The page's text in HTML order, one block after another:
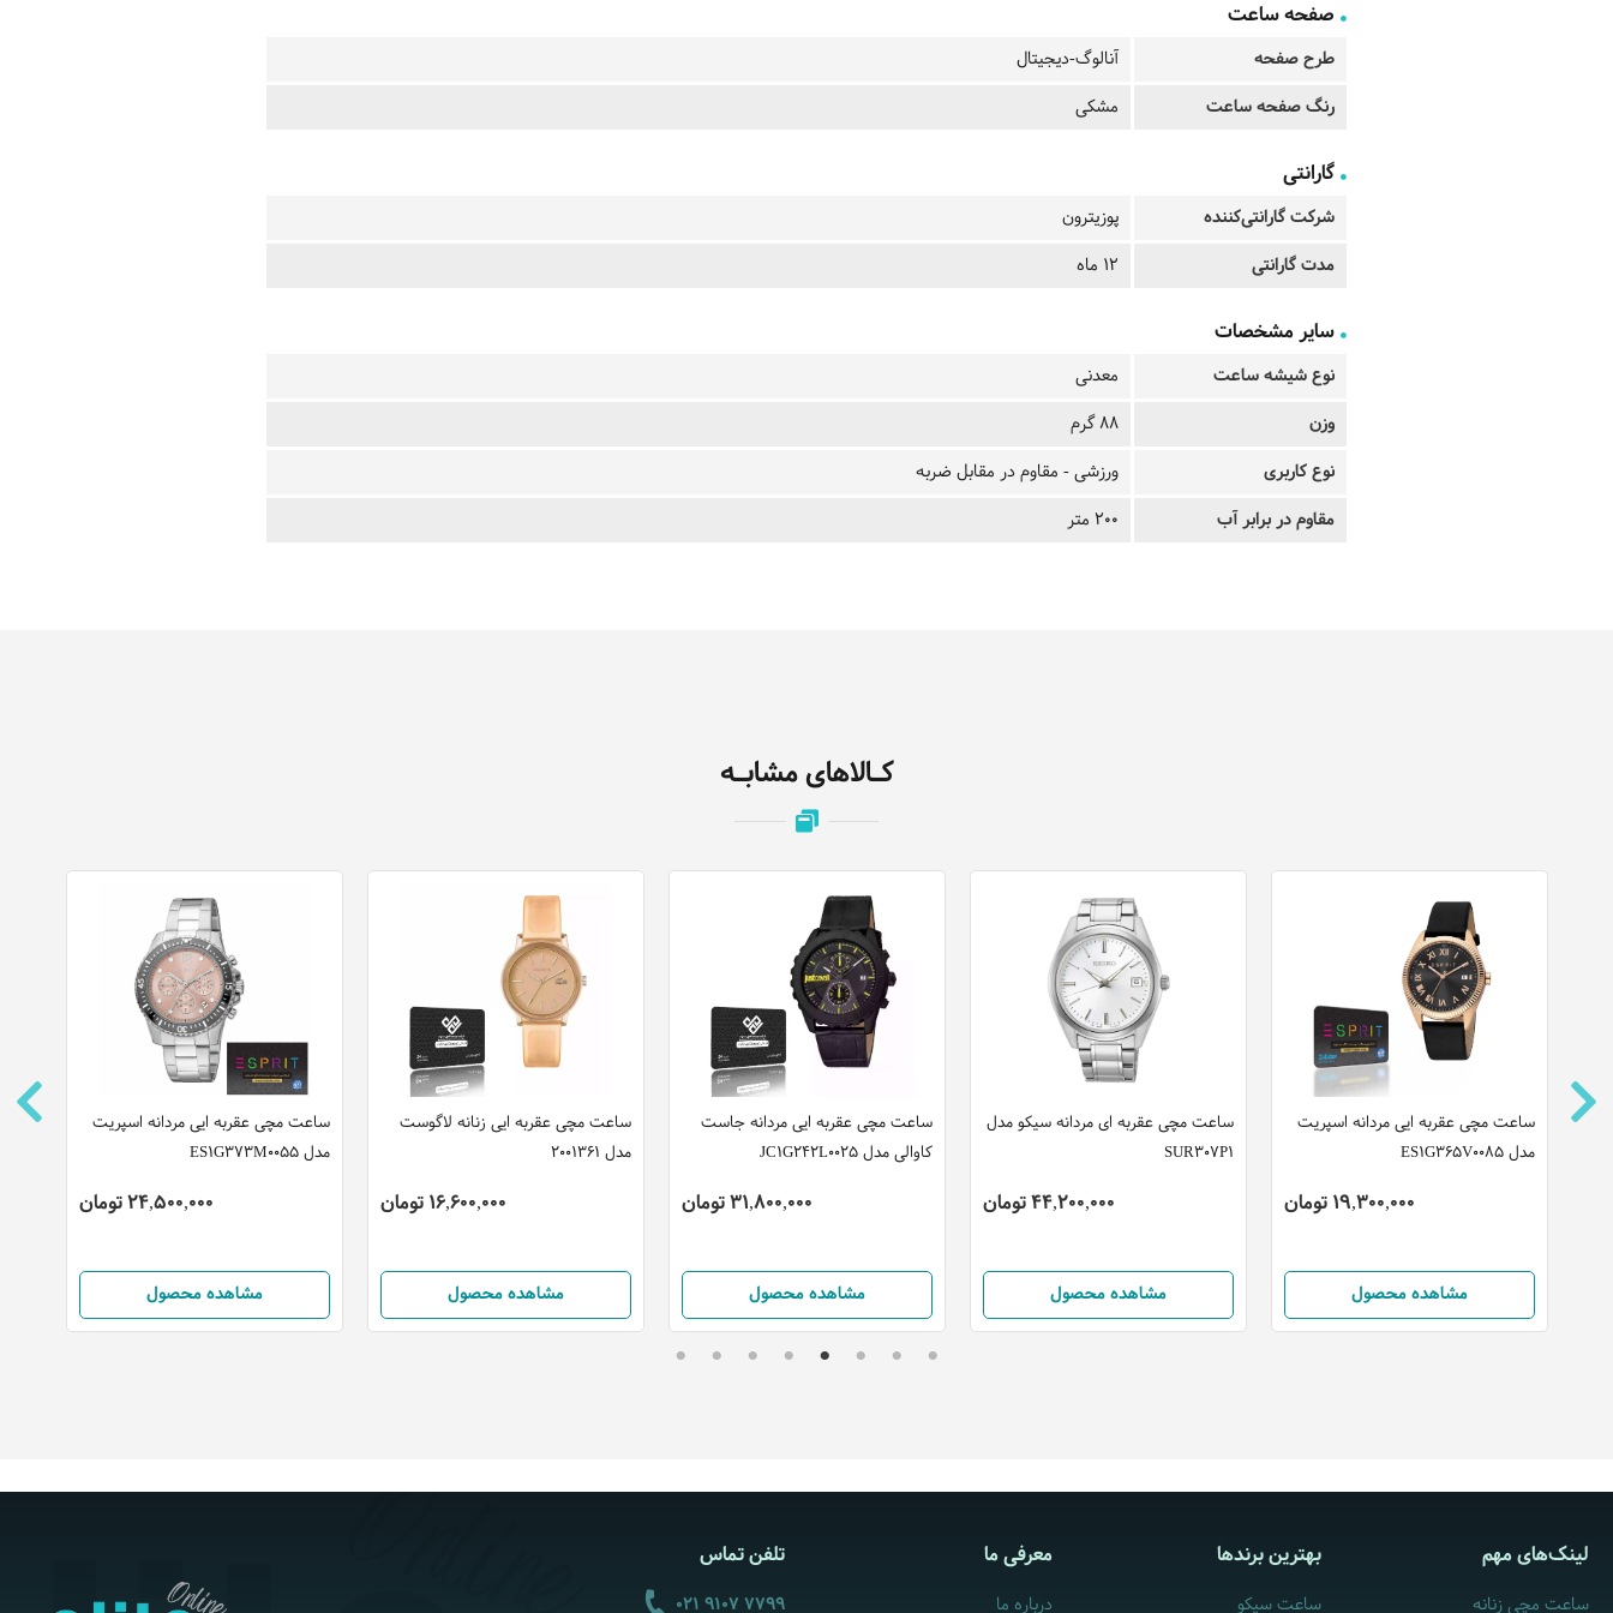
صفحه ساعت
طرح صفحه
آنالوگ-دیجیتال
رنگ صفحه ساعت
مشکی
گارانتی
شرکت گارانتی‌کننده
پوزیترون
مدت گارانتی
12 ماه
سایر مشخصات
نوع شیشه ساعت
معدنی
وزن
88 گرم
نوع کاربری
ورزشی - مقاوم در مقابل ضربه
مقاوم در برابر آب
200 متر
کـالاهای مشابـه
ساعت مچی عقربه ایی مردانه اسپریت
مدل ES1G373M0055
24,500,000 تومان
مشاهده محصول
ساعت مچی عقربه ایی زنانه لاگوست
مدل 2001361
16,600,000 تومان
مشاهده محصول
ساعت مچی عقربه ایی مردانه جاست
کاوالی مدل JC1G242L0025
31,800,000 تومان
مشاهده محصول
ساعت مچی عقربه ای مردانه سیکو مدل
SUR307P1
44,200,000 تومان
مشاهده محصول
ساعت مچی عقربه ایی مردانه اسپریت
مدل ES1G365V0085
19,300,000 تومان
مشاهده محصول
لینک‌های مهم
ساعت مچی زنانه
بهترین برندها
ساعت سیکو
معرفی ما
درباره ما
تلفن تماس
021 9107 7799